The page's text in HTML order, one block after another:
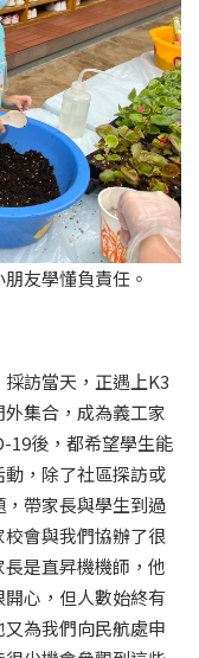
友學懂負責任。
訪當天，正遇上K3
集合，成為義工家
19後，都希望學生能
，除了社區探訪或
帶家長與學生到過
會與我們協辦了很
是直昇機機師，他
心，但人數始終有
為我們向民航處申